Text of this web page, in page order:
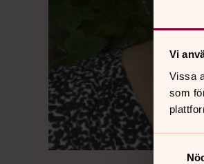
Vi
Vissa
som